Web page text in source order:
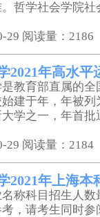
哲学社会学院
29 阅读量：2186
2021年高水平
教育部直属的
建于年，年被
学之一，年首
29 阅读量：2184
2021年上海本
称科目招生人
，请考生同时